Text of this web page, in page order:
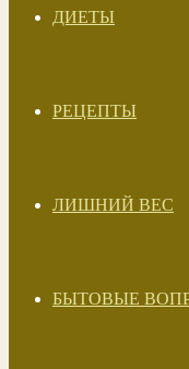
ДИЕТЫ
РЕЦЕПТЫ
ЛИШНИЙ ВЕС
БЫТОВЫЕ